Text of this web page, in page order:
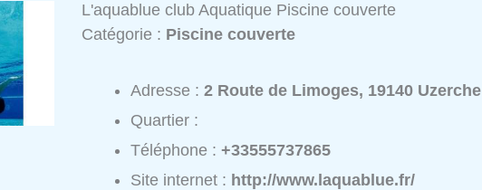
L'aquablue club Aquatique Piscine couverte
Catégorie : Piscine couverte
Adresse :2 Route de Limoges, 19140 Uzerche
Quartier :
Téléphone :+33555737865
Site internet : http://www.laquablue.fr/